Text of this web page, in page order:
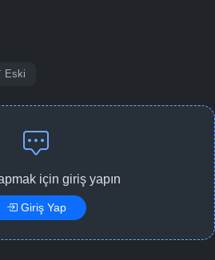
Eski
için giriş yapın
Giriş Yap